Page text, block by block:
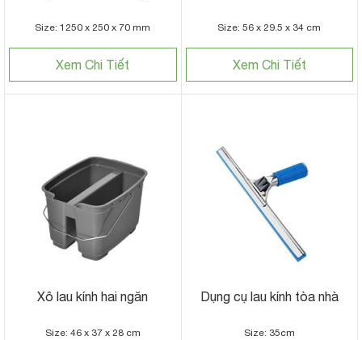
Size: 1250 x 250 x 70 mm
Xem Chi Tiết
Size: 56 x 29.5 x 34 cm
Xem Chi Tiết
Xô lau kính hai ngăn
Size: 46 x 37 x 28 cm
Dụng cụ lau kính tòa nhà
Size: 35cm